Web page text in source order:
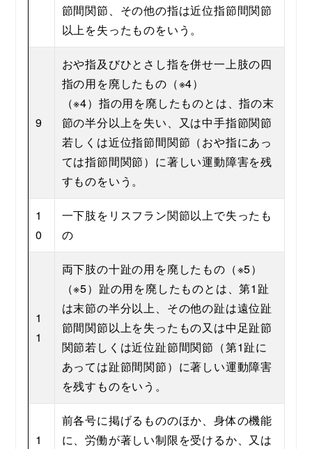
節間関節、その他の指は近位指節間関節
以上を失ったものをいう。
9
おや指及びひとさし指を併せ一上肢の四
指の用を廃したもの（※4）
（※4）指の用を廃したものとは、指の末
節の半分以上を失い、又は中手指節関節
若しくは近位指節間関節（おや指にあっ
ては指節間関節）に著しい運動障害を残
すものをいう。
1
0
一下肢をリスフラン関節以上で失ったも
の
1
1
両下肢の十趾の用を廃したもの（※5）
（※5）趾の用を廃したものとは、第1趾
は末節の半分以上、その他の趾は遠位趾
節間関節以上を失ったもの又は中足趾節
関節若しくは近位趾節間関節（第1趾に
あっては趾節間関節）に著しい運動障害
を残すものをいう。
1
前各号に掲げるもののほか、身体の機能
に、労働が著しい制限を受けるか、又は